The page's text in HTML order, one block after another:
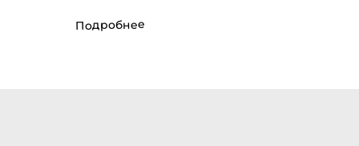
Подробнее